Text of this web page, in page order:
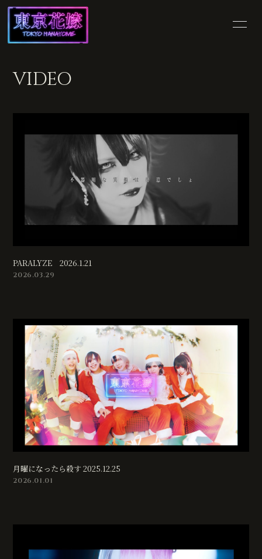
SCHEDULE
BLOG
PHOTO
無料会員登録
VIDEO
PARALYZE 2026.1.21
2026.03.29
月曜になったら殺す 2025.12.25
2026.01.01